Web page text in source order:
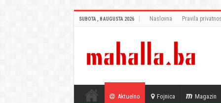
SUBOTA , 8 AUGUSTA 2026 Naslovna Pravila
Aktuelno Fojnica Magazin